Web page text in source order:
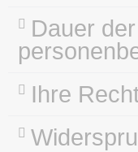
Dauer
Ihre